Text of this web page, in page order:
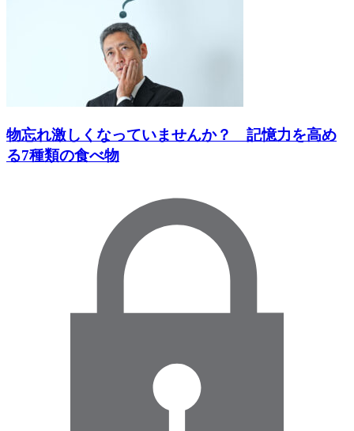
物忘れ激しくなっていませんか？ 記憶力を高め
る7種類の食べ物